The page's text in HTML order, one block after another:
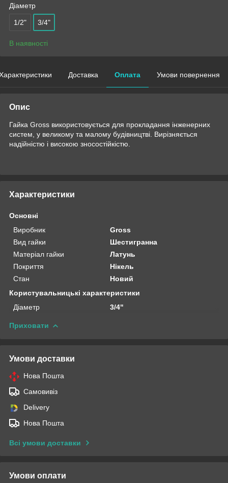
Діаметр
1/2" 3/4"
В наявності
Доставка Оплата Умови повернення
Опис
Гайка Gross використовується для прокладання інженерних
систем, у великому та малому будівництві. Вирізняється
надійністю і високою зносостійкістю.
Характеристики
Основні
Виробник
Gross
Вид гайки
Шестигранна
Матеріал гайки
Латунь
Покриття
Нікель
Стан
Новий
Користувальницькі характеристики
Діаметр
3/4"
Приховати
Умови доставки
Нова Пошта
Самовивіз
Delivery
Нова Пошта
Всі умови доставки
Умови оплати